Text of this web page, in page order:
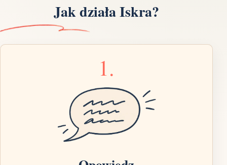
Jak działa Iskra?
1.